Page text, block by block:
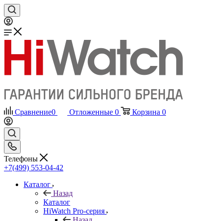
Сравнение0 Отложенные 0 Корзина 0
Телефоны
+7(499) 553-04-42
Каталог
Назад
Каталог
HiWatch Pro-серия